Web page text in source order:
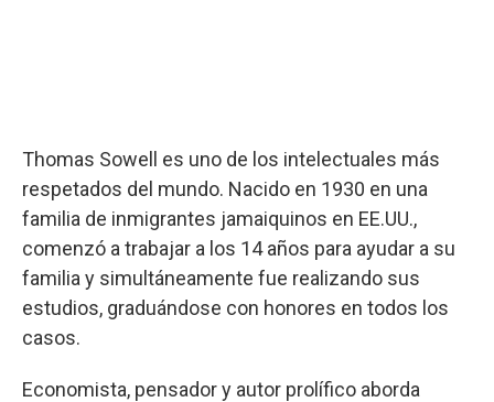
Thomas Sowell es uno de los intelectuales más
respetados del mundo. Nacido en 1930 en una
familia de inmigrantes jamaiquinos en EE.UU.,
comenzó a trabajar a los 14 años para ayudar a su
familia y simultáneamente fue realizando sus
estudios, graduándose con honores en todos los
casos.
Economista, pensador y autor prolífico aborda